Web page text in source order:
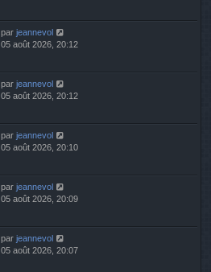
par jeannevol
05 août 2026, 20:12
par jeannevol
05 août 2026, 20:12
par jeannevol
05 août 2026, 20:10
par jeannevol
05 août 2026, 20:09
par jeannevol
05 août 2026, 20:07